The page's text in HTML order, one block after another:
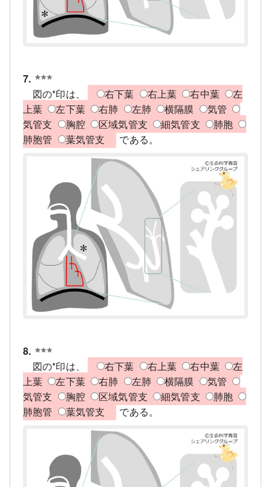
7.
図の*印は、
右下葉 右上葉 右中葉
左
上葉
左下葉 右肺 左肺 横隔膜
気管
気管支
胸腔 区域気管支 細気管支
肺胞
肺胞管
葉気管支 である。
8.
図の*印は、
右下葉 右上葉 右中葉
左
上葉
左下葉 右肺 左肺 横隔膜
気管
気管支
胸腔 区域気管支 細気管支
肺胞
肺胞管
葉気管支 である。